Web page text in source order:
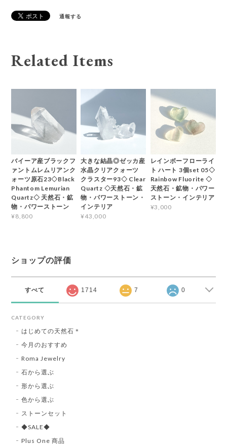
通報する
Related Items
バイーア産ブラックフ
ァントムレムリアンク
ォーツ原石23◇Black
Phantom Lemurian
Quartz◇ 天然石・鉱
物・パワーストーン
¥8,800
大きな結晶◎ゼッカ産
水晶クリアクォーツ
クラスター93◇ Clear
Quartz ◇天然石・鉱
物・パワーストーン・
インテリア
¥43,000
レインボーフローライ
ト ハート 3個set 05◇
Rainbow Fluorite ◇
天然石・鉱物・パワー
ストーン・インテリア
¥3,000
ショップの評価
すべて 1714 7 0
CATEGORY
はじめての天然石＊
今月のおすすめ
Roma Jewelry
石から選ぶ
形から選ぶ
色から選ぶ
ストーンセット
◆SALE◆
Plus One 商品